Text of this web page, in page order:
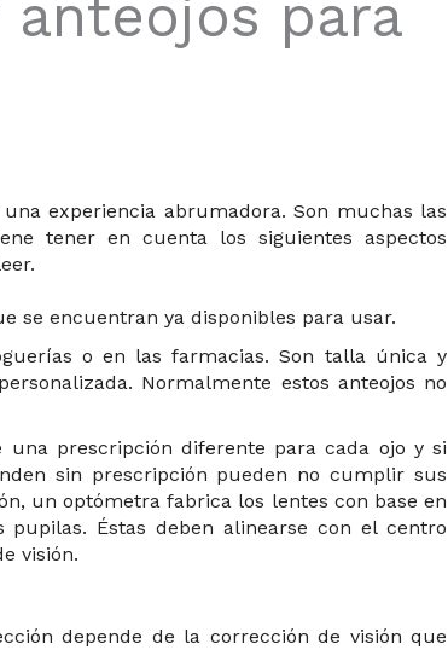
anteojos para
experiencia abrumadora. Son muchas las
tener en cuenta los siguientes aspectos
se encuentran ya disponibles para usar.
o en las farmacias. Son talla única y
Normalmente estos anteojos no
prescripción diferente para cada ojo y si
sin prescripción pueden no cumplir sus
un optómetra fabrica los lentes con base en
Éstas deben alinearse con el centro
visión.
depende de la corrección de visión que